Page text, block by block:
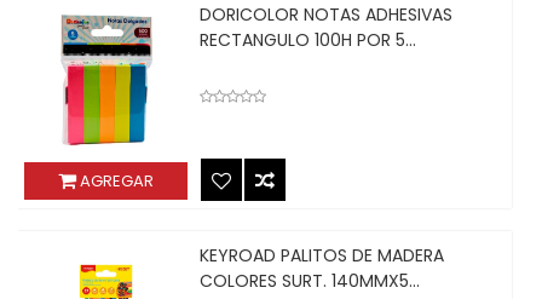
AGREGAR
DORICOLOR NOTAS ADHESIVAS
RECTANGULO 100H POR 5...
KEYROAD PALITOS DE MADERA
COLORES SURT. 140MMX5...